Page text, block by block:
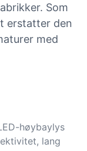
Som
erstatter den
med
høybaylys
lang